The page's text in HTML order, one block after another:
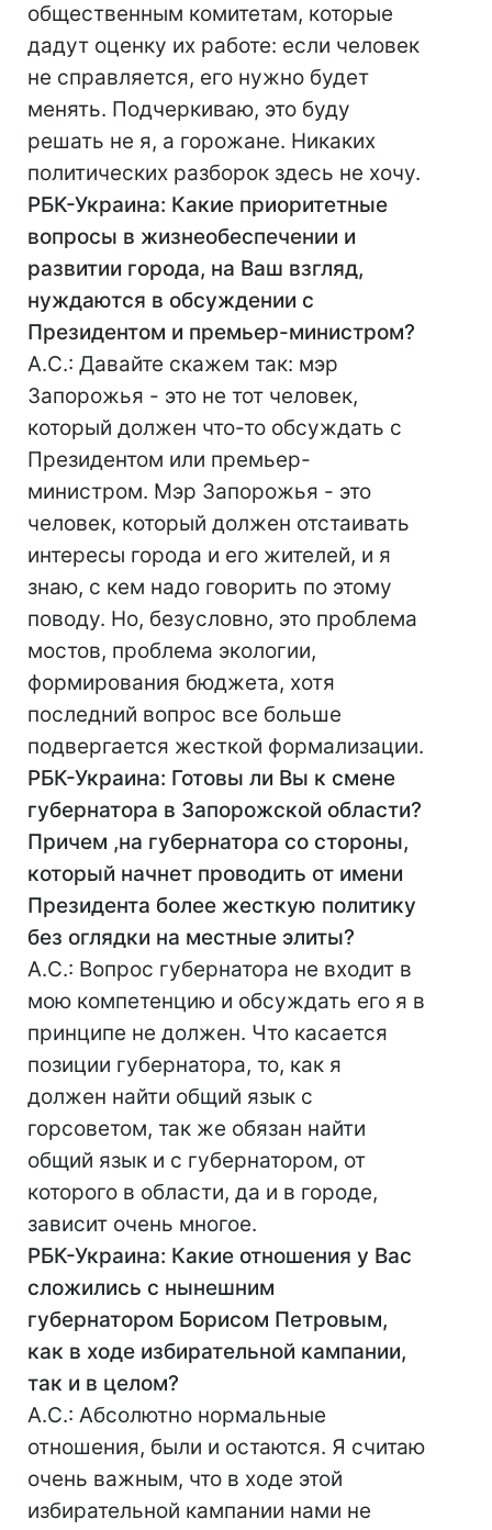
общественным комитетам, которые
дадут оценку их работе: если человек
не справляется, его нужно будет
менять. Подчеркиваю, это буду
решать не я, а горожане. Никаких
политических разборок здесь не хочу.
РБК-Украина: Какие приоритетные
вопросы в жизнеобеспечении и
развитии города, на Ваш взгляд,
нуждаются в обсуждении с
Президентом и премьер-министром?
А.С.: Давайте скажем так: мэр
Запорожья - это не тот человек,
который должен что-то обсуждать с
Президентом или премьер-
министром. Мэр Запорожья - это
человек, который должен отстаивать
интересы города и его жителей, и я
знаю, с кем надо говорить по этому
поводу. Но, безусловно, это проблема
мостов, проблема экологии,
формирования бюджета, хотя
последний вопрос все больше
подвергается жесткой формализации.
РБК-Украина: Готовы ли Вы к смене
губернатора в Запорожской области?
Причем ,на губернатора со стороны,
который начнет проводить от имени
Президента более жесткую политику
без оглядки на местные элиты?
А.С.: Вопрос губернатора не входит в
мою компетенцию и обсуждать его я в
принципе не должен. Что касается
позиции губернатора, то, как я
должен найти общий язык с
горсоветом, так же обязан найти
общий язык и с губернатором, от
которого в области, да и в городе,
зависит очень многое.
РБК-Украина: Какие отношения у Вас
сложились с нынешним
губернатором Борисом Петровым,
как в ходе избирательной кампании,
так и в целом?
А.С.: Абсолютно нормальные
отношения, были и остаются. Я считаю
очень важным, что в ходе этой
избирательной кампании нами не